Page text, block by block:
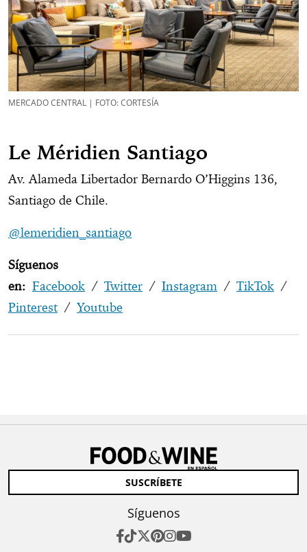
MERCADO CENTRAL | FOTO: CORTESÍA
Le Méridien Santiago
Av. Alameda Libertador Bernardo O’Higgins 136,
Santiago de Chile.
@lemeridien_santiago
Síguenos
en: Facebook / Twitter / Instagram / TikTok /
Pinterest / Youtube
SUSCRÍBETE
Síguenos